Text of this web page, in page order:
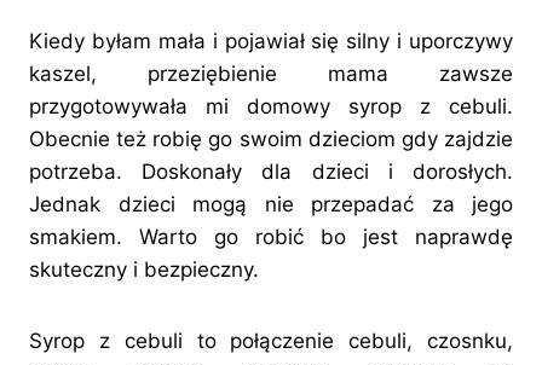
Kiedy byłam mała i pojawiał się silny i uporczywy
kaszel, przeziębienie mama zawsze
przygotowywała mi domowy syrop z cebuli.
Obecnie też robię go swoim dzieciom gdy zajdzie
potrzeba. Doskonały dla dzieci i dorosłych.
Jednak dzieci mogą nie przepadać za jego
smakiem. Warto go robić bo jest naprawdę
skuteczny i bezpieczny.
Syrop z cebuli to połączenie cebuli, czosnku,